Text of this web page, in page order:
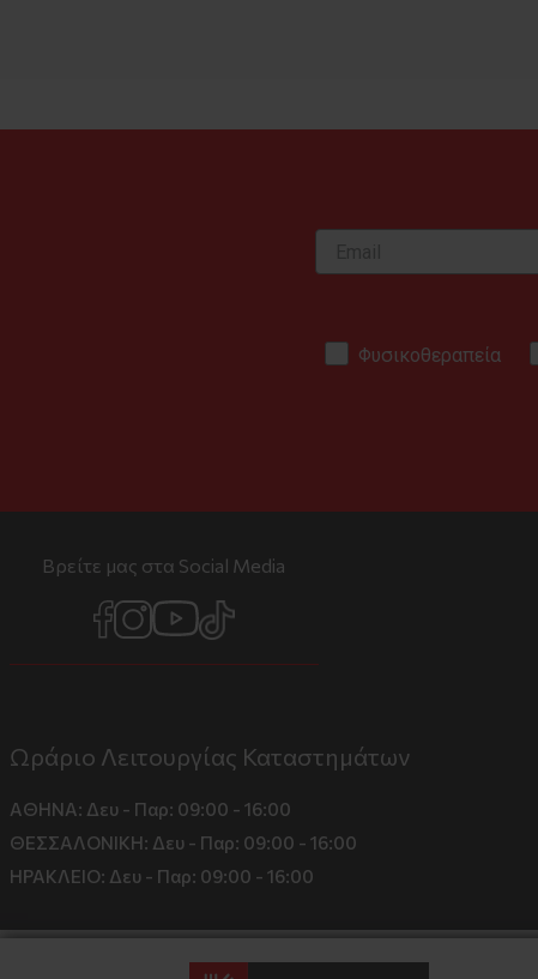
Φυσικοθεραπεία
Βρείτε μας στα Social Media
Ωράριο Λειτουργίας Καταστημάτων
ΑΘΗΝΑ: Δευ - Παρ: 09:00 - 16:00
ΘΕΣΣΑΛΟΝΙΚΗ: Δευ - Παρ: 09:00 - 16:00
ΗΡΑΚΛΕΙΟ: Δευ - Παρ: 09:00 - 16:00